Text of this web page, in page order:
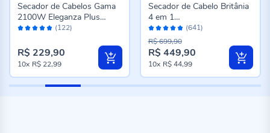
Avaliação: (122)
Secador de Cabelos Gama
2100W Eleganza Plus
Ceramic
R$ 229,90
10x R$ 22,99
Avaliação:
96%
(641)
Secador de Cabelo Britânia
4 em 1
Motor BLDC 1450W BSD1
5A
R$ 449,90
R$ 699,90
10x R$ 44,99